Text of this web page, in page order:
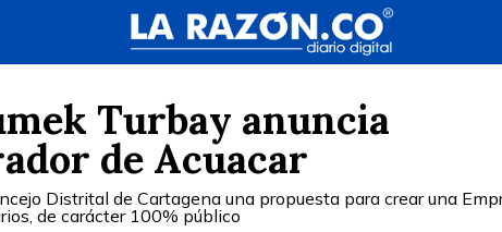
Turbay anuncia
de Acuacar
Distrital de Cartagena una propuesta para crear una
de carácter 100% público